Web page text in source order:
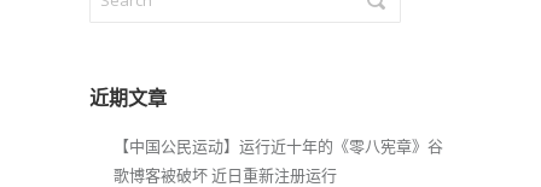
近期文章
【中国公民运动】运行近十年的《零八宪章》谷
歌博客被破坏 近日重新注册运行